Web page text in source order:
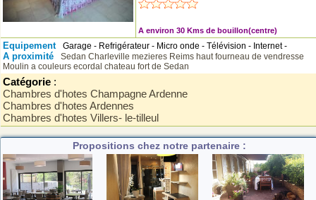
A environ 30 Kms de bouillon(centre)
Equipement Garage - Refrigérateur - Micro onde - Télévision - Internet -
A proximité Sedan Charleville mezieres Reims haut fourneau de vendresse
Moulin a couleurs ecordal chateau fort de Sedan
Catégorie :
Chambres d'hotes Champagne Ardenne
Chambres d'hotes Ardennes
Chambres d'hotes Villers- le-tilleul
Propositions chez notre partenaire :